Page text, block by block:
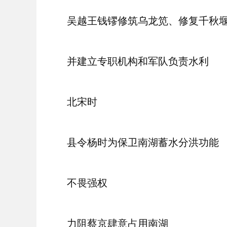
吴越王钱镠修筑乌龙笕、修复千秋
并建立专职机构和军队负责水利
北宋时
县令杨时为保卫南湖蓄水分洪功能
不畏强权
力阻蔡京肆意占用南湖